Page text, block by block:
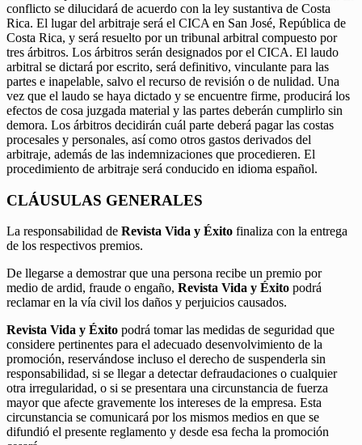
conflicto se dilucidará de acuerdo con la ley sustantiva de Costa
Rica. El lugar del arbitraje será el CICA en San José, República de
Costa Rica, y será resuelto por un tribunal arbitral compuesto por
tres árbitros. Los árbitros serán designados por el CICA. El laudo
arbitral se dictará por escrito, será definitivo, vinculante para las
partes e inapelable, salvo el recurso de revisión o de nulidad. Una
vez que el laudo se haya dictado y se encuentre firme, producirá los
efectos de cosa juzgada material y las partes deberán cumplirlo sin
demora. Los árbitros decidirán cuál parte deberá pagar las costas
procesales y personales, así como otros gastos derivados del
arbitraje, además de las indemnizaciones que procedieren. El
procedimiento de arbitraje será conducido en idioma español.
CLÁUSULAS GENERALES
La responsabilidad de Revista Vida y Éxito finaliza con la entrega
de los respectivos premios.
De llegarse a demostrar que una persona recibe un premio por
medio de ardid, fraude o engaño, Revista Vida y Éxito podrá
reclamar en la vía civil los daños y perjuicios causados.
Revista Vida y Éxito podrá tomar las medidas de seguridad que
considere pertinentes para el adecuado desenvolvimiento de la
promoción, reservándose incluso el derecho de suspenderla sin
responsabilidad, si se llegar a detectar defraudaciones o cualquier
otra irregularidad, o si se presentara una circunstancia de fuerza
mayor que afecte gravemente los intereses de la empresa. Esta
circunstancia se comunicará por los mismos medios en que se
difundió el presente reglamento y desde esa fecha la promoción